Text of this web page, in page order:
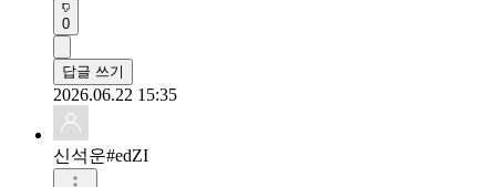
0
답글 쓰기
2026.06.22 15:35
신석운#edZI